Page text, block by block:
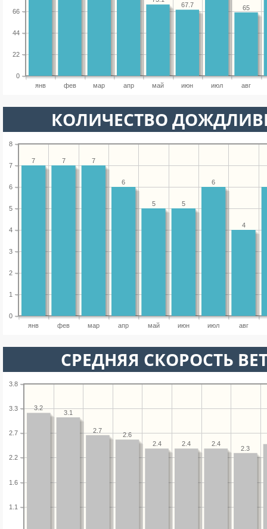
янв фев мар апр май июн июл авг
0
22
44
66
65
67.7
КОЛИЧЕСТВО
янв фев мар апр май июн июл авг
0
1
2
3
4
5
6
7
8
4
6
5
5
6
7
7
7
СРЕДНЯЯ СКОРОСТЬ
1.1
1.6
2.2
2.7
3.3
3.8
2.3
2.4
2.4
2.4
2.6
2.7
3.1
3.2